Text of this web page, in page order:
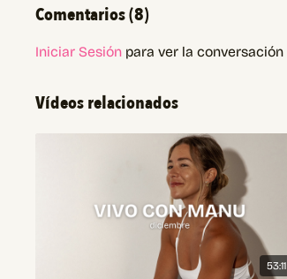
Comentarios (8)
Iniciar Sesión para ver la conversación
Vídeos relacionados
53:11